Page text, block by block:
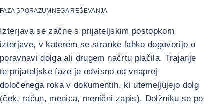
FAZA SPORAZUMNEGA REŠEVANJA
Izterjava se začne s prijateljskim postopkom
izterjave, v katerem se stranke lahko dogovorijo o
poravnavi dolga ali drugem načrtu plačila. Trajanje
te prijateljske faze je odvisno od vnaprej
določenega roka v dokumentih, ki utemeljujejo dolg
(ček, račun, menica, menični zapis). Dolžniku se po